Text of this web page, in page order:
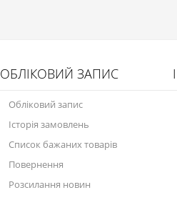
ОБЛІКОВИЙ ЗАПИС
Обліковий запис
Історія замовлень
Список бажаних товарів
Повернення
Розсилання новин